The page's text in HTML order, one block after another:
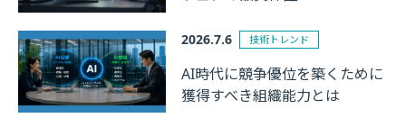
2026.7.6 技術トレンド
AI時代に競争優位を築くために
獲得すべき組織能力とは